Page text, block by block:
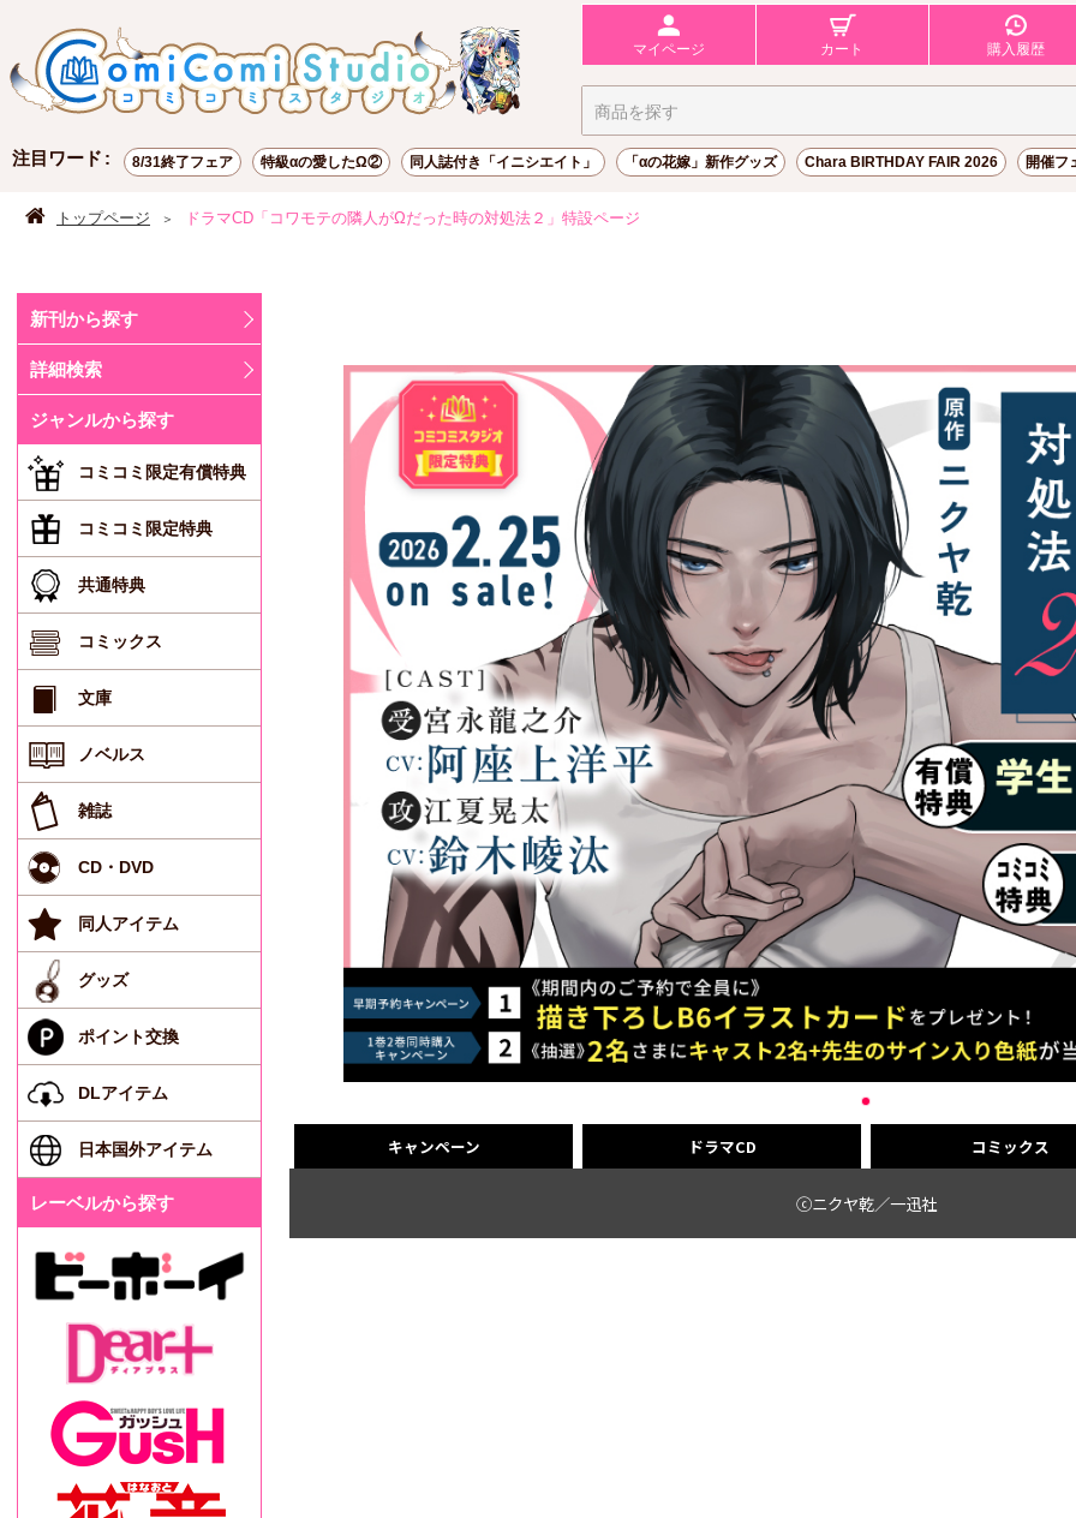
マイページ カート 購入履歴
注目ワード 8/31終了フェア 特級αの愛したΩ② 同人誌付き「イニシエイト」 「αの花嫁」新作グッズ Chara BIRTHDAY FAIR 2026 開催フ
トップページ ドラマCD「コワモテの隣人がΩだった時の対処法２」特設ページ
キャンペーン ドラマCD コミックス
ⓒニクヤ乾／一迅社
新刊から探す
詳細検索
ジャンルから探す
コミコミ限定有償特典
コミコミ限定特典
共通特典
コミックス
文庫
ノベルス
雑誌
CD・DVD
同人アイテム
グッズ
ポイント交換
DLアイテム
日本国外アイテム
レーベルから探す